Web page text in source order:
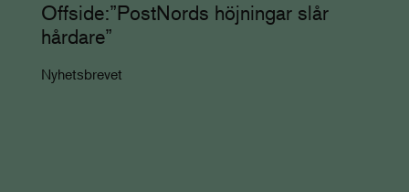
Offside:”PostNords höjningar slår
hårdare”
Nyhetsbrevet